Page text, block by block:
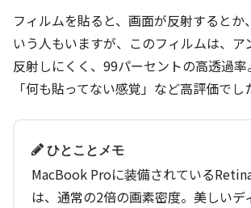
フィルムを貼ると、画面が反射するとか
いう人もいますが、このフィルムは、ア
反射しにくく、99パーセントの高透過
「何も貼ってない感覚」など高評価でし
ひとことメモ
MacBook Proに装備されている
は、通常の2倍の画素密度。美しいデ